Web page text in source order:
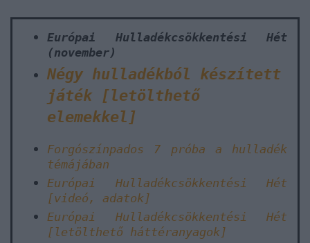
Európai Hulladékcsökkentési Hét
(november)
Négy hulladékból készített
játék [letölthető
elemekkel]
Forgószínpados 7 próba a hulladék
témájában
Európai Hulladékcsökkentési Hét
[videó, adatok]
Európai Hulladékcsökkentési Hét
[letölthető háttéranyagok]